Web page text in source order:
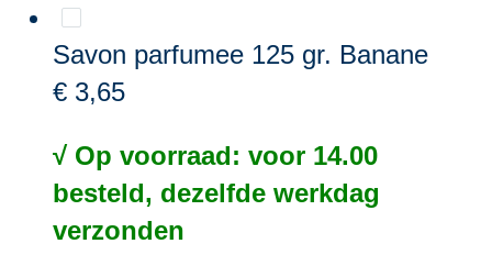
Savon parfumee 125 gr. Banane
€ 3,65
√ Op voorraad: voor 14.00
besteld, dezelfde werkdag
verzonden